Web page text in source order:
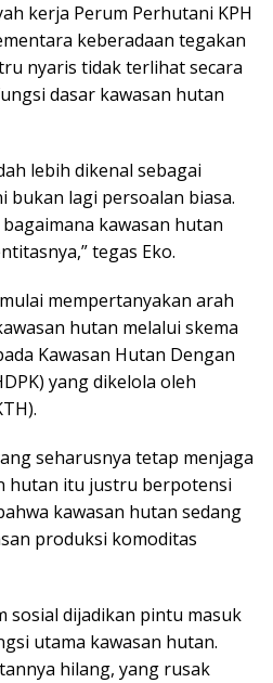
kerja Perum Perhutani KPH
keberadaan tegakan
nyaris tidak terlihat secara
dasar kawasan hutan
lebih dikenal sebagai
bukan lagi persoalan biasa.
kawasan hutan
tegas Eko.
mempertanyakan arah
hutan melalui skema
Kawasan Hutan Dengan
yang dikelola oleh
seharusnya tetap menjaga
hutan itu justru berpotensi
kawasan hutan sedang
produksi komoditas
sosial dijadikan pintu masuk
utama kawasan hutan.
hilang, yang rusak